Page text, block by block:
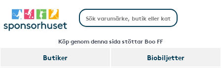
Köp genom denna sida stöttar Boo FF
Butiker
Biobiljetter